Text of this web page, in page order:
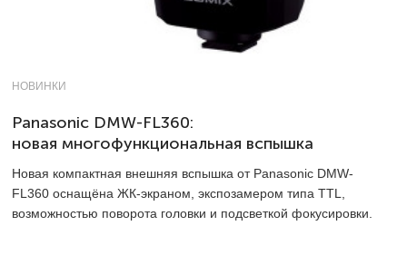
НОВИНКИ
Panasonic DMW-FL360:
новая многофункциональная вспышка
Новая компактная внешняя вспышка от Panasonic DMW-
FL360 оснащёна ЖК-экраном, экспозамером типа TTL,
возможностью поворота головки и подсветкой фокусировки.